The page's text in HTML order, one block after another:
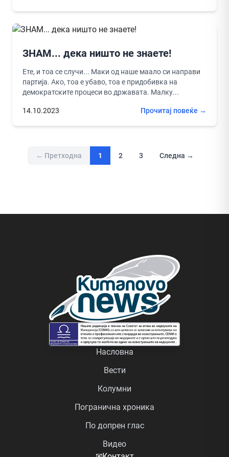
ЗНАМ... дека ништо не знаете!
Ете, и тоа се случи... Маки од наше маало си направи
партија. Ако, тоа е убаво, тоа е придобивка на
демократските процеси во државата. Малку...
14.10.2023 Прочитај повеќе →
← Претходна 1 2 3 Следна →
Насловна
Вести
Колумни
Погранична хроника
По допрен глас
Видео